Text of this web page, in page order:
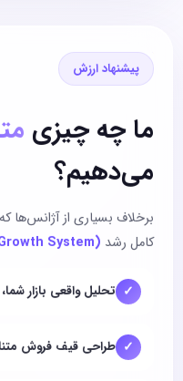
پیشنهاد ارزش
ما چه چیزی
می‌دهیم؟
برخلاف بسیاری از
کامل رشد (Growth System)
✓ تحلیل واقعی بازار
✓ طراحی قیف فروش